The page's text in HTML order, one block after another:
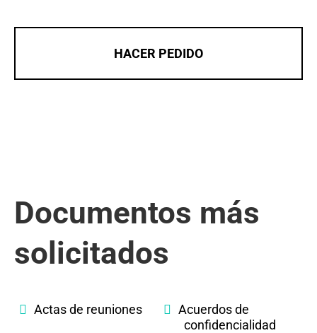
HACER PEDIDO
Documentos más
solicitados
Actas de reuniones
Acuerdos de
confidencialidad